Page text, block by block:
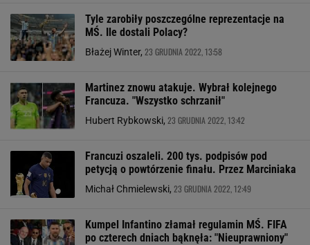
Tyle zarobiły poszczególne reprezentacje na
MŚ. Ile dostali Polacy?
Błażej Winter, 23 GRUDNIA 2022, 13:58
Martinez znowu atakuje. Wybrał kolejnego
Francuza. "Wszystko schrzanił"
Hubert Rybkowski, 23 GRUDNIA 2022, 13:42
Francuzi oszaleli. 200 tys. podpisów pod
petycją o powtórzenie finału. Przez Marciniaka
Michał Chmielewski, 23 GRUDNIA 2022, 12:49
Kumpel Infantino złamał regulamin MŚ. FIFA
po czterech dniach bąknęła: "Nieuprawniony"